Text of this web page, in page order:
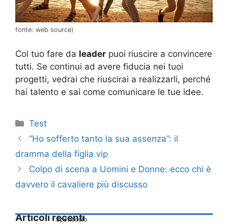
fonte: web source)
Col tuo fare da leader puoi riuscire a convincere
tutti. Se continui ad avere fiducia nei tuoi
progetti, vedrai che riuscirai a realizzarli, perché
hai talento e sai come comunicare le tue idee.
Categorie
Test
“Ho sofferto tanto la sua assenza”: il
dramma della figlia vip
Colpo di scena a Uomini e Donne: ecco chi è
davvero il cavaliere più discusso
Articoli recenti
Spettacolo